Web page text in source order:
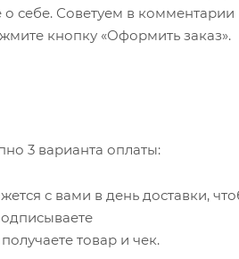
себе. Советуем в комментарии
кнопку «Оформить заказ».
3 варианта оплаты:
с вами в день доставки,
товар и чек.